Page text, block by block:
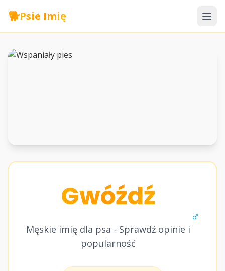
🐕Psie Imię
Gwóźdź
Męskie imię dla psa - Sprawdź opinie i
popularność
♂